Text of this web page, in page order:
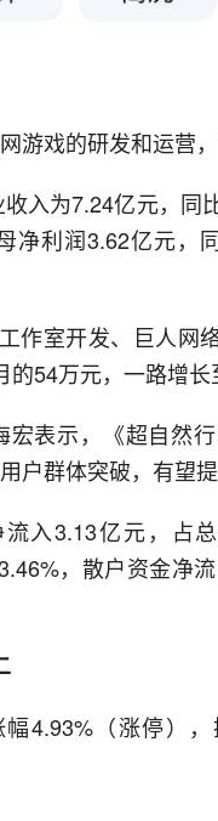
游戏的研发和运营，
入为7.24亿元，同
净利润3.62亿元，
作室开发、巨人网
54万元，一路增长
表示，《超自然
户群体突破，有望
入3.13亿元，占
，散户资金净
4.93%（涨停）